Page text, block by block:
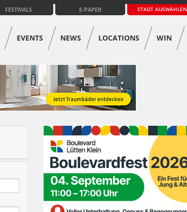
STADT AUSWÄHLEN
E-PAPER
FESTIVALS
EVENTS NEWS LOCATIONS WIN